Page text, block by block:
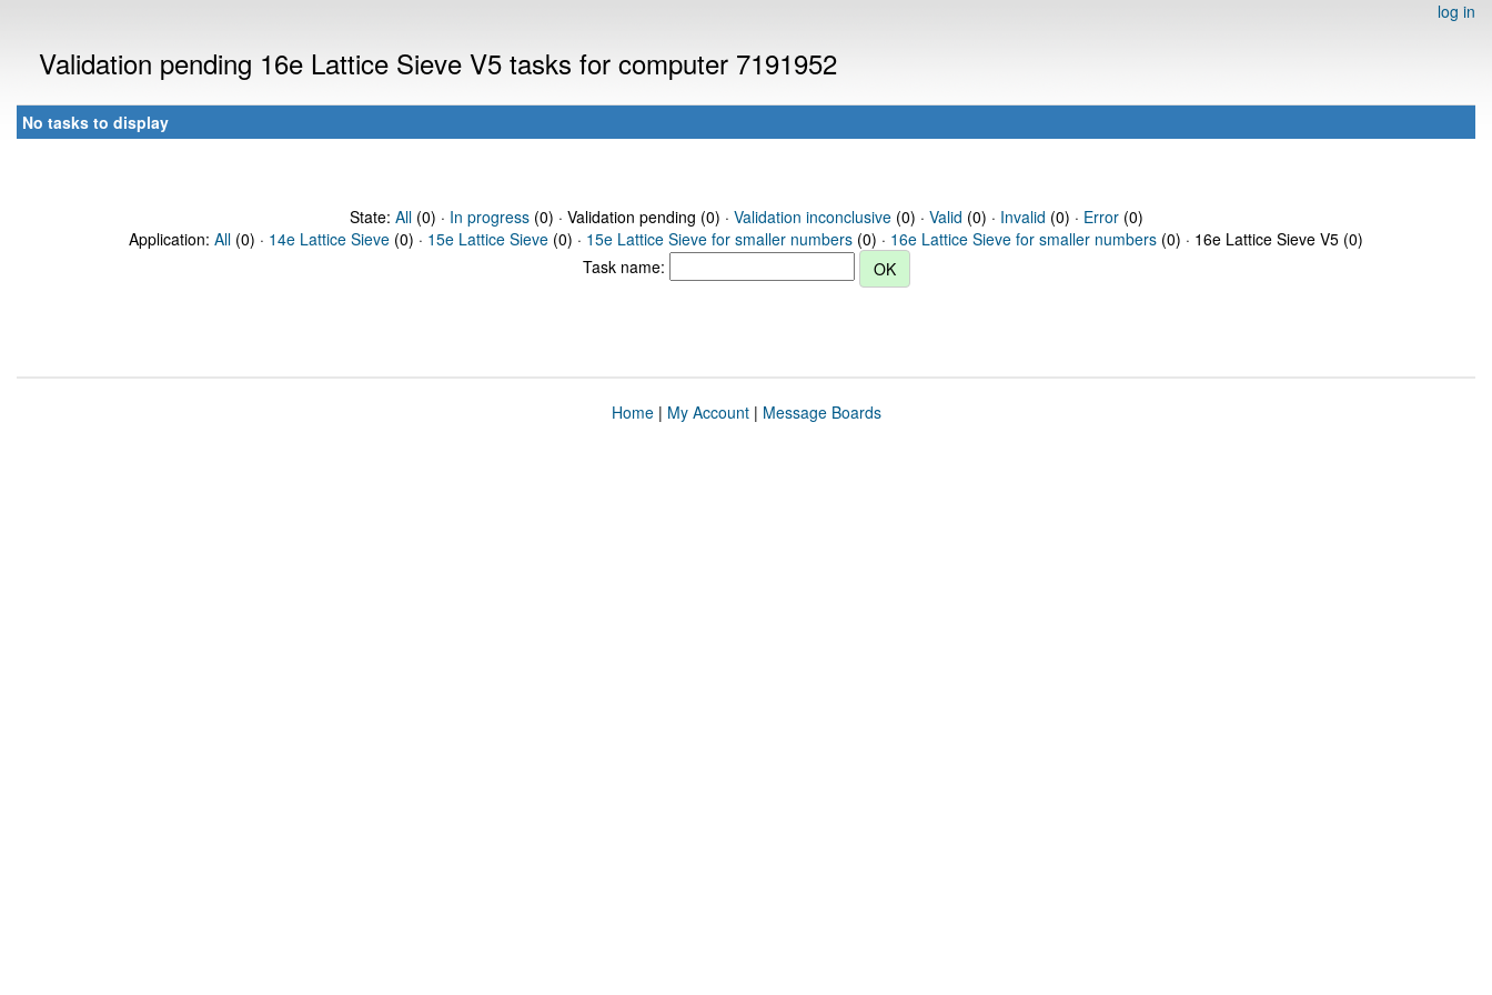
log in
Validation pending 16e Lattice Sieve V5 tasks for computer 7191952
No tasks to display
State: All(0) · In progress(0) · Validation pending (0) · Validation inconclusive(0) · Valid (0) · Invalid (0) · Error(0)
Application: All (0) · 14e Lattice Sieve (0) · 15e Lattice Sieve (0) · 15e Lattice Sieve for smaller numbers (0) · 16e Lattice Sieve for smaller numbers (0) · 16e Lattice Sieve V5 (0)
Task name:
Home| My Account| Message Boards